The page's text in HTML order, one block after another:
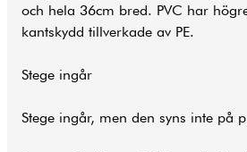
och hela 36cm bred. PVC har
kantskydd tillverkade av PE.
Stege ingår
Stege ingår, men den syns inte på